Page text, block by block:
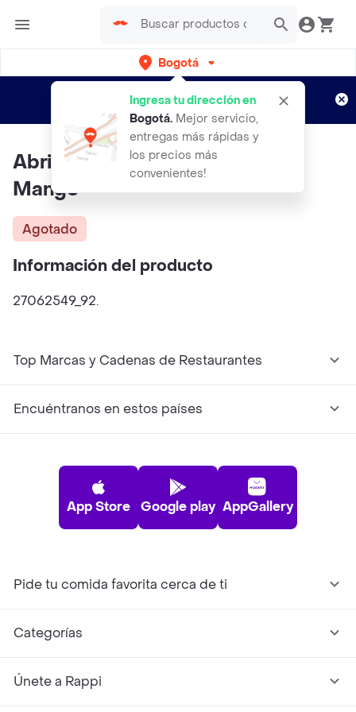
Bogotá
Ingresa tu dirección en
Bogotá. Mejor servicio,
entregas más rápidas y
los precios más
convenientes!
envíos gratis por semanas
Aplican TyC
Abrigo Vinci Gris Talla S Mujer
Mango
Agotado
Información del producto
27062549_92.
Top Marcas y Cadenas de Restaurantes
Encuéntranos en estos países
App Store Google play AppGallery
Pide tu comida favorita cerca de ti
Categorías
Únete a Rappi